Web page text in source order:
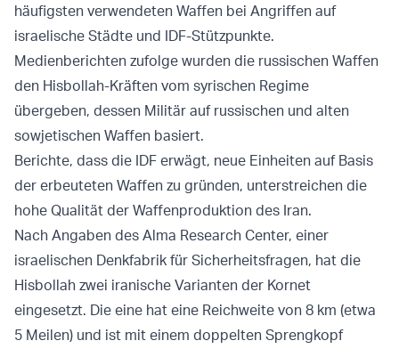
häufigsten verwendeten Waffen bei Angriffen auf
israelische Städte und IDF-Stützpunkte.
Medienberichten zufolge wurden die russischen Waffen
den Hisbollah-Kräften vom syrischen Regime
übergeben, dessen Militär auf russischen und alten
sowjetischen Waffen basiert.
Berichte, dass die IDF erwägt, neue Einheiten auf Basis
der erbeuteten Waffen zu gründen, unterstreichen die
hohe Qualität der Waffenproduktion des Iran.
Nach Angaben des Alma Research Center, einer
israelischen Denkfabrik für Sicherheitsfragen, hat die
Hisbollah zwei iranische Varianten der Kornet
eingesetzt. Die eine hat eine Reichweite von 8 km (etwa
5 Meilen) und ist mit einem doppelten Sprengkopf